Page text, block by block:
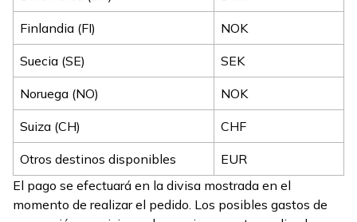
Finlandia (FI) NOK
Suecia (SE) SEK
Noruega (NO) NOK
Suiza (CH) CHF
Otros destinos disponibles
EUR
El pago se efectuará en la divisa mostrada en el
momento de realizar el pedido. Los posibles gastos de